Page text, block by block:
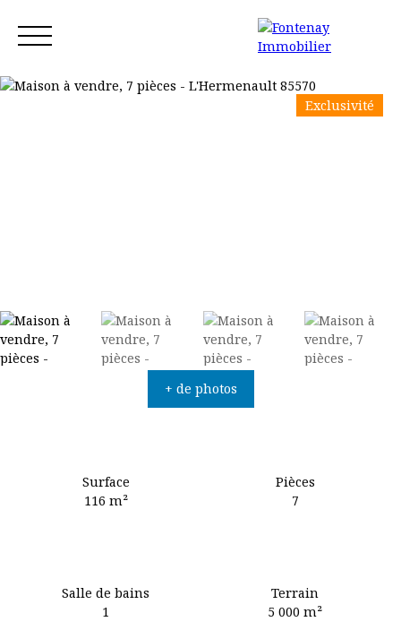
Exclusivité
+ de photos
Surface
116 m²
Pièces
7
Salle de bains
1
Terrain
5 000m²